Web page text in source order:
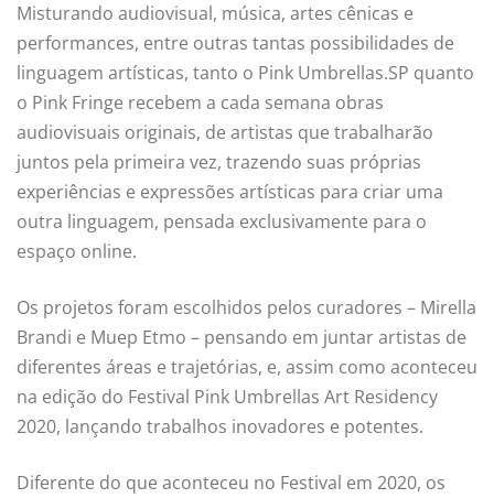
Misturando audiovisual, música, artes cênicas e
performances, entre outras tantas possibilidades de
linguagem artísticas, tanto o Pink Umbrellas.SP quanto
o Pink Fringe recebem a cada semana obras
audiovisuais originais, de artistas que trabalharão
juntos pela primeira vez, trazendo suas próprias
experiências e expressões artísticas para criar uma
outra linguagem, pensada exclusivamente para o
espaço online.
Os projetos foram escolhidos pelos curadores – Mirella
Brandi e Muep Etmo – pensando em juntar artistas de
diferentes áreas e trajetórias, e, assim como aconteceu
na edição do Festival Pink Umbrellas Art Residency
2020, lançando trabalhos inovadores e potentes.
Diferente do que aconteceu no Festival em 2020, os